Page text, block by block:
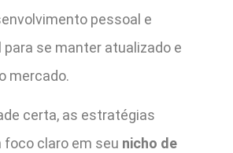
pessoal e
se manter atualizado e
mercado.
certa, as estratégias
foco claro em seu nicho de